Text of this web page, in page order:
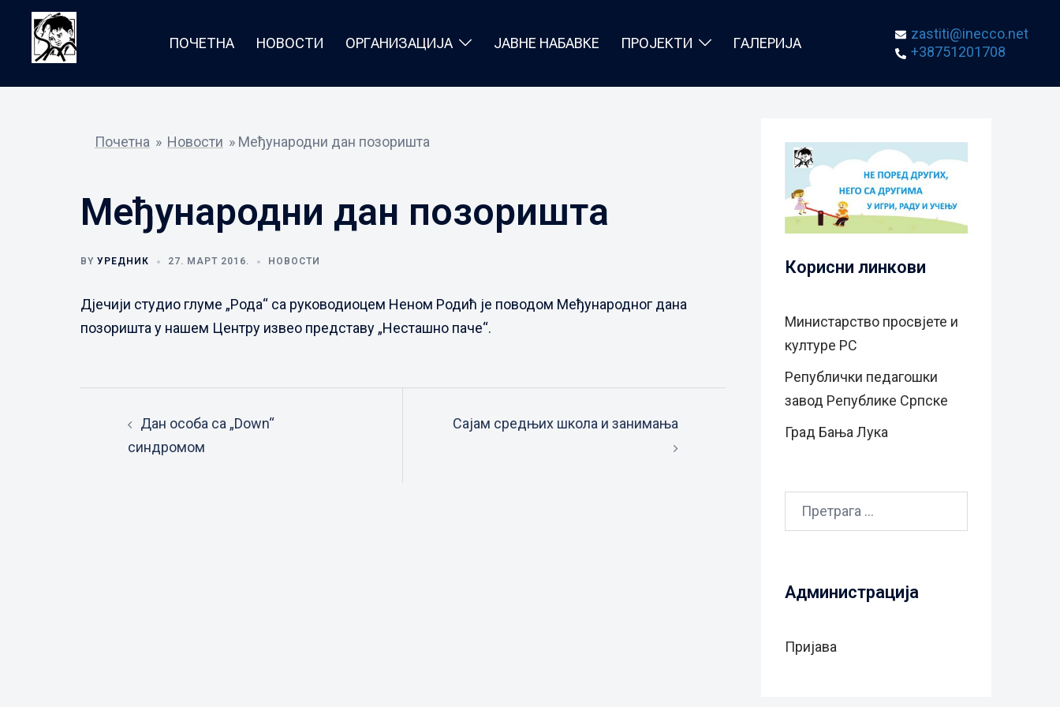
content
ПОЧЕТНА НОВОСТИ ОРГАНИЗАЦИЈА ЈАВНЕ НАБАВКЕ ПРОЈЕКТИ ГАЛЕРИЈА
zastiti@inecco.net
+38751201708
Почетна » Новости » Међународни дан позоришта
Међународни дан позоришта
BY УРЕДНИК 27. МАРТ 2016. НОВОСТИ
Дјечији студио глуме „Рода“ са руководиоцем Неном Родић је поводом Међународног дана
позоришта у нашем Центру извео представу „Несташно паче“.
navigation
Дан особа са „Down“
синдромом
Сајам средњих школа и занимања
Корисни линкови
Министарство просвјете и
културе РС
Републички педагошки
завод Републике Српске
Град Бањa Лукa
Претрага
Администрација
Пријава